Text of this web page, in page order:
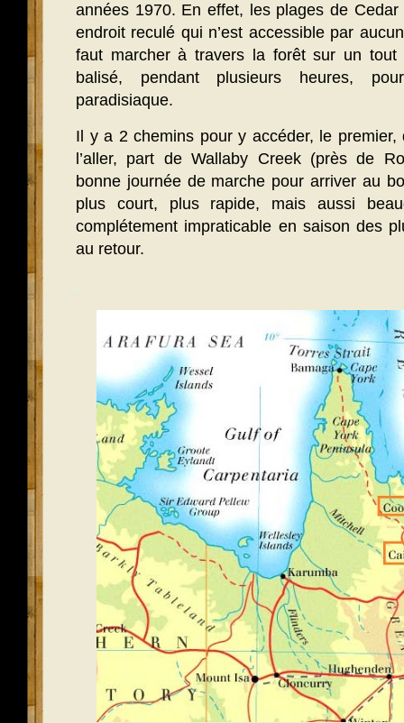
années 1970. En effet, les plages de
endroit reculé qui n’est accessible par
faut marcher à travers la forêt sur un tout
balisé, pendant plusieurs heures,
paradisiaque.
Il y a 2 chemins pour y accéder, le premier,
l’aller, part de Wallaby Creek (près de
bonne journée de marche pour arriver au
plus court, plus rapide, mais aussi
complétement impraticable en saison des
au retour.
.